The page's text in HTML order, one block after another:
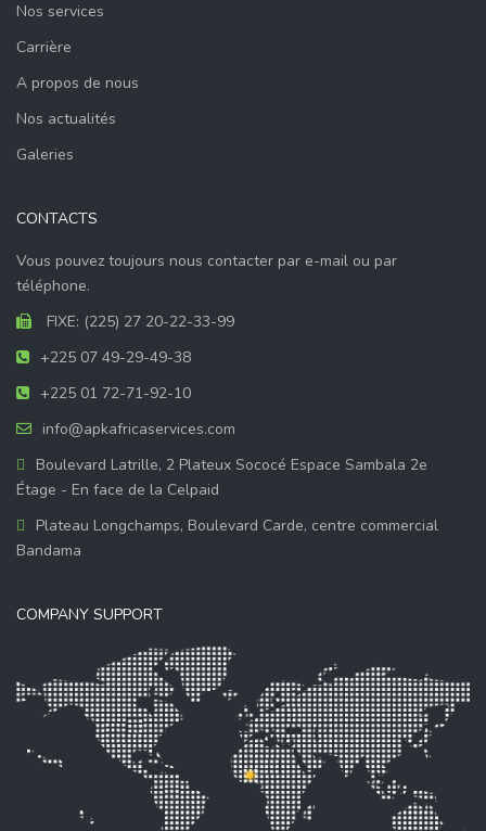
Nos services
Carrière
A propos de nous
Nos actualités
Galeries
CONTACTS
Vous pouvez toujours nous contacter par e-mail ou par
téléphone.
FIXE: (225) 27 20-22-33-99
+225 07 49-29-49-38
+225 01 72-71-92-10
info@apkafricaservices.com
Boulevard Latrille, 2 Plateux Sococé Espace Sambala 2e
Étage - En face de la Celpaid
Plateau Longchamps, Boulevard Carde, centre commercial
Bandama
COMPANY SUPPORT